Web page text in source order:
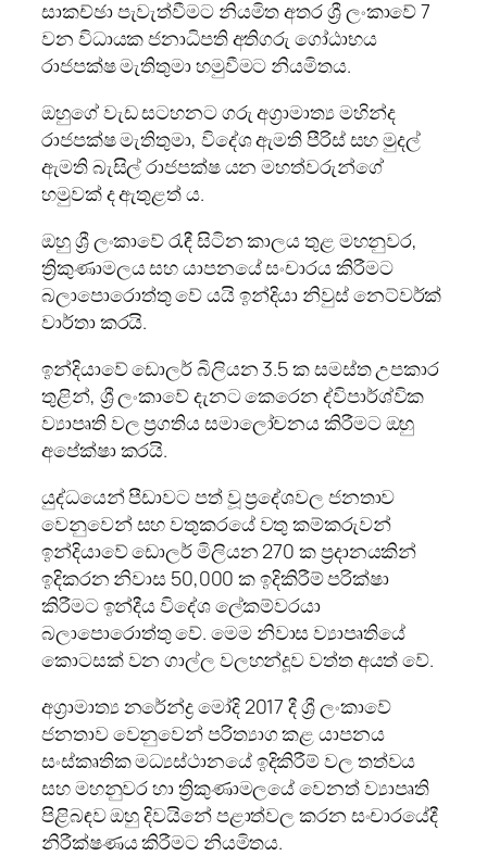
සාකච්ඡා පැවැත්වීමට නියමිත අතර ශ්‍රී ලංකාවේ 7
වන විධායක ජනාධිපති අතිගරු ගෝඨාභය
රාජපක්ෂ මැතිතුමා හමුවීමට නියමිතය.
ඔහුගේ වැඩ සටහනට ගරු අග්‍රාමාත්‍ය මහින්ද
රාජපක්ෂ මැතිතුමා, විදේශ ඇමති පීරිස් සහ මුදල්
ඇමති බැසිල් රාජපක්ෂ යන මහත්වරුන්ගේ
හමුවක් ද ඇතුළත් ය.
ඔහු ශ්‍රී ලංකාවේ රැඳී සිටින කාලය තුළ මහනුවර,
ත්‍රිකුණාමලය සහ යාපනයේ සංචාරය කිරීමට
බලාපොරොත්තු වේ යයි ඉන්දියා නිවුස් නෙට්වර්ක්
වාර්තා කරයි.
ඉන්දියාවේ ඩොලර් බිලියන 3.5 ක සමස්ත උපකාර
තුළින්, ශ්‍රී ලංකාවේ දැනට කෙරෙන ද්විපාර්ශ්වික
ව්‍යාපෘති වල ප්‍රගතිය සමාලෝචනය කිරීමට ඔහු
අපේක්ෂා කරයි.
යුද්ධයෙන් පීඩාවට පත් වූ ප්‍රදේශවල ජනතාව
වෙනුවෙන් සහ වතුකරයේ වතු කම්කරුවන්
ඉන්දියාවේ ඩොලර් මිලියන 270 ක ප්‍රදානයකින්
ඉදිකරන නිවාස 50,000 ක ඉදිකිරීම් පරික්ෂා
කිරීමට ඉන්දීය විදේශ ලේකම්වරයා
බලාපොරොත්තු වේ. මෙම නිවාස ව්‍යාපෘතියේ
කොටසක් වන ගාල්ල වලහන්දූව වත්ත අයත් වේ.
අග්‍රාමාත්‍ය නරේන්ද්‍ර මෝදි 2017 දී ශ්‍රී ලංකාවේ
ජනතාව වෙනුවෙන් පරිත්‍යාග කළ යාපනය
සංස්කෘතික මධ්‍යස්ථානයේ ඉදිකිරීම් වල තත්වය
සහ මහනුවර හා ත්‍රිකුණාමලයේ වෙනත් ව්‍යාපෘති
පිළිබඳව ඔහු දිවයිනේ පළාත්වල කරන සංචාරයේදී
නිරීක්ෂණය කිරීමට නියමිතය.